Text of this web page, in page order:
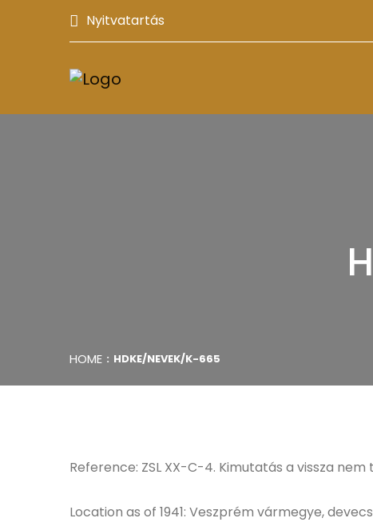
Nyitvatartás
HOME HDKE/NEVEK/K-665
Reference: ZSL XX-C-4. Kimutatás a vissza
Location as of 1941: Veszprém vármegye,